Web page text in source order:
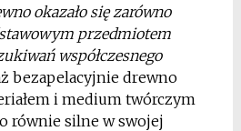
okazało się zarówno
przedmiotem
współczesnego
bezapelacyjnie drewno
i medium twórczym
równie silne w swojej